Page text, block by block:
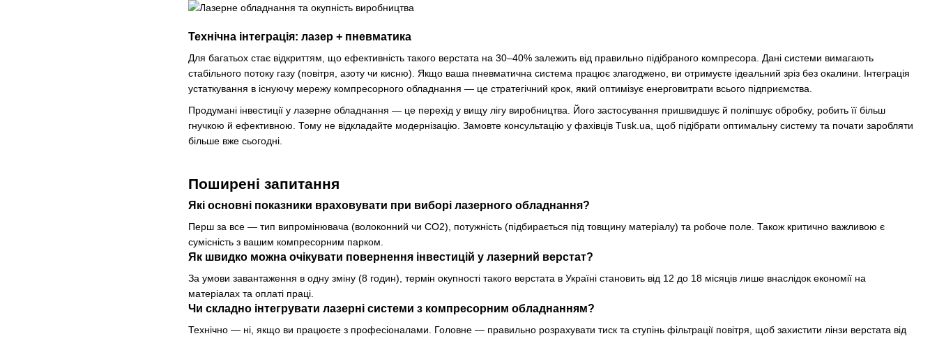
Технічна інтеграція: лазер + пневматика
Для багатьох стає відкриттям, що ефективність такого верстата на 30–40% залежить від правильно підібраного компресора. Дані системи вимагають
стабільного потоку газу (повітря, азоту чи кисню). Якщо ваша пневматична система працює злагоджено, ви отримуєте ідеальний зріз без окалини. Інтеграція
устаткування в існуючу мережу компресорного обладнання — це стратегічний крок, який оптимізує енерговитрати всього підприємства.
Продумані інвестиції у лазерне обладнання — це перехід у вищу лігу виробництва. Його застосування пришвидшує й поліпшує обробку, робить її більш
гнучкою й ефективною. Тому не відкладайте модернізацію. Замовте консультацію у фахівців Tusk.ua, щоб підібрати оптимальну систему та почати заробляти
більше вже сьогодні.
Поширені запитання
Які основні показники враховувати при виборі лазерного обладнання?
Перш за все — тип випромінювача (волоконний чи CO2), потужність (підбирається під товщину матеріалу) та робоче поле. Також критично важливою є
сумісність з вашим компресорним парком.
Як швидко можна очікувати повернення інвестицій у лазерний верстат?
За умови завантаження в одну зміну (8 годин), термін окупності такого верстата в Україні становить від 12 до 18 місяців лише внаслідок економії на
матеріалах та оплаті праці.
Чи складно інтегрувати лазерні системи з компресорним обладнанням?
Технічно — ні, якщо ви працюєте з професіоналами. Головне — правильно розрахувати тиск та ступінь фільтрації повітря, щоб захистити лінзи верстата від